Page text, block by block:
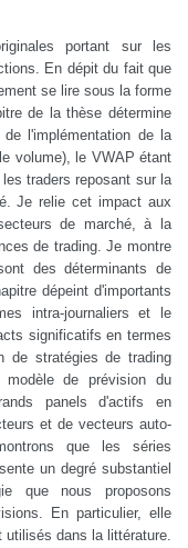
portant sur les
En dépit du fait que
se lire sous la forme
de la thèse détermine
l'implémentation de la
volume), le VWAP étant
traders reposant sur la
Je relie cet impact aux
de marché, à la
de trading. Je montre
des déterminants de
dépeint d'importants
intra-journaliers et le
significatifs en termes
de stratégies de trading
modèle de prévision du
panels d'actifs en
et de vecteurs auto-
que les séries
un degré substantiel
que nous proposons
En particulier, elle
utilisés dans la littérature.